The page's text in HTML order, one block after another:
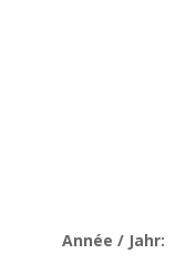
Année / Jahr: